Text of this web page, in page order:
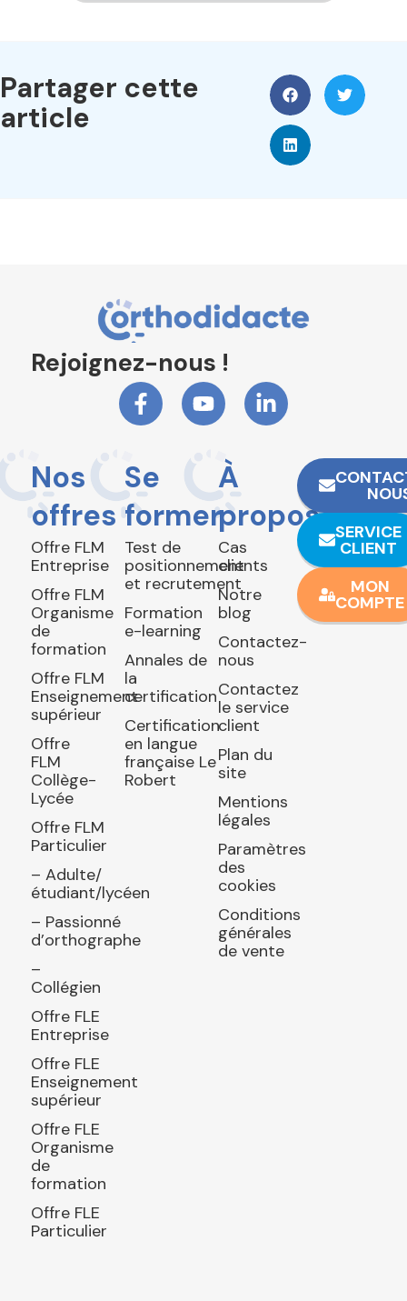
Partager cette
article
Rejoignez-nous !
Nos
offres
Offre FLM
Entreprise
Offre FLM
Organisme
de
formation
Offre FLM
Enseignement
supérieur
Offre
FLM
Collège-
Lycée
Offre FLM
Particulier
– Adulte/
étudiant/lycéen
– Passionné
d’orthographe
–
Collégien
Offre FLE
Entreprise
Offre FLE
Enseignement
supérieur
Offre FLE
Organisme
de
formation
Offre FLE
Particulier
Se
former
Test de
positionnement
et recrutement
Formation
e-learning
Annales de
la
certification
Certification
en langue
française Le
Robert
À
propos
Cas
clients
Notre
blog
Contactez-
nous
Contactez
le service
client
Plan du
site
Mentions
légales
Paramètres
des
cookies
Conditions
générales
de vente
SERVICE
CLIENT
MON
COMPTE